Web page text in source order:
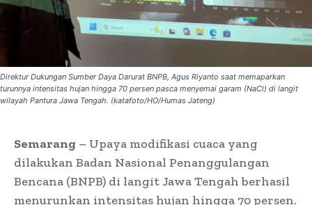
Direktur Dukungan Sumber Daya Darurat BNPB, Agus Riyanto saat memaparkan
turunnya intensitas hujan hingga 70 persen pasca menyemai garam (NaCl) di langit
wilayah Pantura Jawa Tengah. (katafoto/HO/Humas Jateng)
Semarang – Upaya modifikasi cuaca yang
dilakukan Badan Nasional Penanggulangan
Bencana (BNPB) di langit Jawa Tengah berhasil
menurunkan intensitas hujan hingga 70 persen.